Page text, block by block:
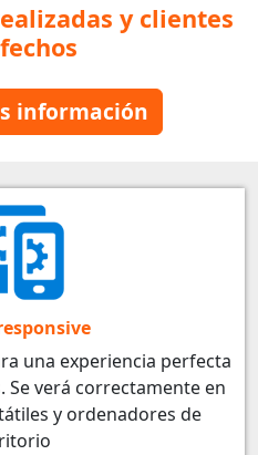
y clientes
información
una experiencia perfecta
verá correctamente en
y ordenadores de